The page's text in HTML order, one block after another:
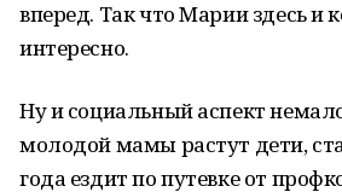
вперед. Так что Марии здесь и
интересно.
Ну и социальный аспект
молодой мамы растут дети,
года ездит по путевке от